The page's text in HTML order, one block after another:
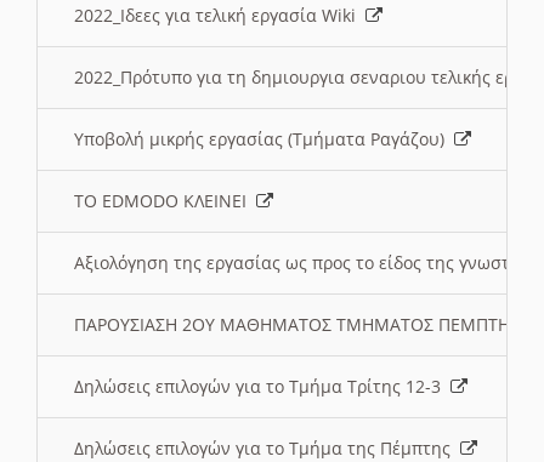
2022_Ιδεες για τελική εργασία Wiki
2022_Πρότυπο για τη δημιουργια σεναριου τελικής
Υποβολή μικρής εργασίας (Τμήματα Ραγάζου)
ΤΟ EDMODO ΚΛΕΙΝΕΙ
Αξιολόγηση της εργασίας ως προς το είδος της
ΠΑΡΟΥΣΙΑΣΗ 2ΟΥ ΜΑΘΗΜΑΤΟΣ ΤΜΗΜΑΤΟΣ
Δηλώσεις επιλογών για το Τμήμα Τρίτης 12-3
Δηλώσεις επιλογών για το Τμήμα της Πέμπτης